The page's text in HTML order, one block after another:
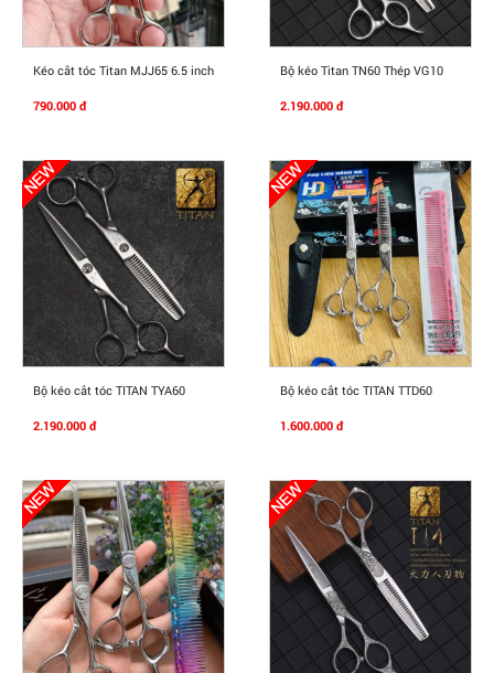
Mua Ngay
Kéo cắt tóc Titan MJJ65 6.5 inch
790.000 đ
Mua Ngay
Bộ kéo Titan TN60 Thép VG10
2.190.000 đ
Mua Ngay
Bộ kéo cắt tóc TITAN TYA60
2.190.000 đ
Mua Ngay
Bộ kéo cắt tóc TITAN TTD60
1.600.000 đ